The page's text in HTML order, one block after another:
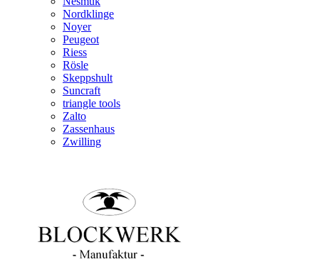
Nordklinge
Noyer
Peugeot
Riess
Rösle
Skeppshult
Suncraft
triangle tools
Zalto
Zassenhaus
Zwilling